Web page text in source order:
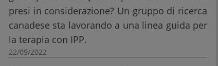
presi in considerazione? Un gruppo di ricerca
canadese sta lavorando a una linea guida per
la terapia con IPP.
22/09/2022